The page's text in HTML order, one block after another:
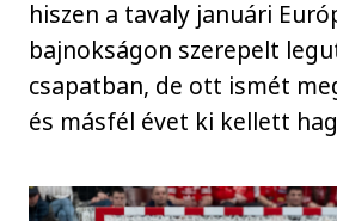
hiszen a tavaly januári
bajnokságon szerepelt
csapatban, de ott ismét
és másfél évet ki kellett